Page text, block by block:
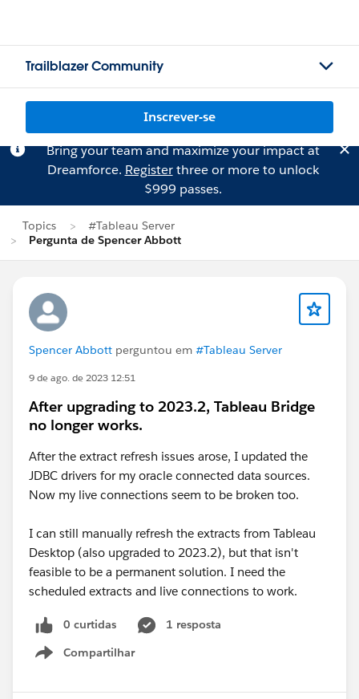
Trailblazer Community
Inscrever-se
Bring your team and maximize your impact at
Dreamforce. Registerthree or more to unlock
$999 passes.
Topics
#Tableau Server
Pergunta de Spencer Abbott
Spencer Abbott perguntou em #Tableau Server
9 de ago. de 2023 12:51
After upgrading to 2023.2, Tableau Bridge
no longer works.
After the extract refresh issues arose, I updated the
JDBC drivers for my oracle connected data sources.
Now my live connections seem to be broken too.
I can still manually refresh the extracts from Tableau
Desktop (also upgraded to 2023.2), but that isn't
feasible to be a permanent solution. I need the
scheduled extracts and live connections to work.
0 curtidas
1 resposta
Compartilhar
Show menu